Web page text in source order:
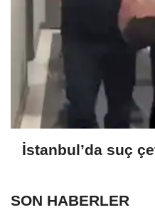
İstanbul’da suç
SON HABERLER